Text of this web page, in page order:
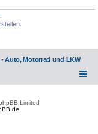
Auto, Motorrad und LKW
Limited